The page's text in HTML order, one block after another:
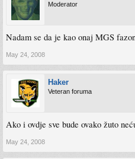
Moderator
Nadam se da je kao onaj MGS
May 24, 2008
Haker
Veteran foruma
Ako i ovdje sve bude ovako žuto
May 24, 2008